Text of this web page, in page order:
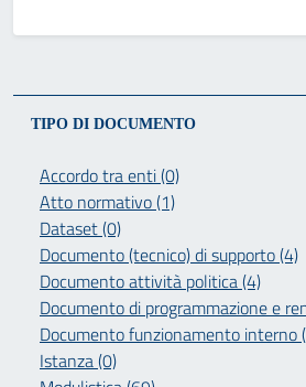
TIPO DI DOCUMENTO
Accordo tra enti (0)
Atto normativo (1)
Dataset (0)
Documento (tecnico) di supporto (4)
Documento attività politica (4)
Documento di programmazione e
Documento funzionamento interno
Istanza (0)